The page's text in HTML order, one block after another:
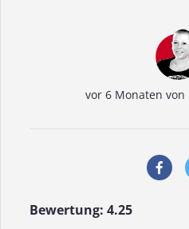
vor 6 Monaten von
Bewertung: 4.25